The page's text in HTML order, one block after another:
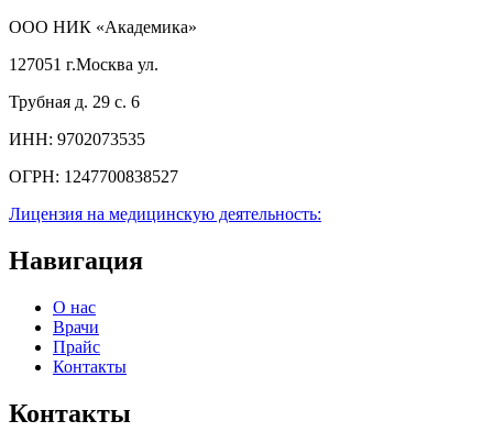
ООО НИК «Академика»
127051 г.Москва ул.
Трубная д. 29 с. 6
ИНН: 9702073535
ОГРН: 1247700838527
Лицензия на медицинскую деятельность:
Навигация
О нас
Врачи
Прайс
Контакты
Контакты